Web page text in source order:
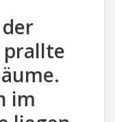
prallte
im